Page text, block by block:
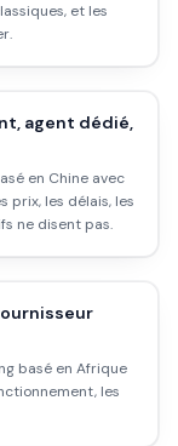
et les
agent dédié,
en Chine avec
prix, les délais, les
ne disent pas.
basé en Afrique
les